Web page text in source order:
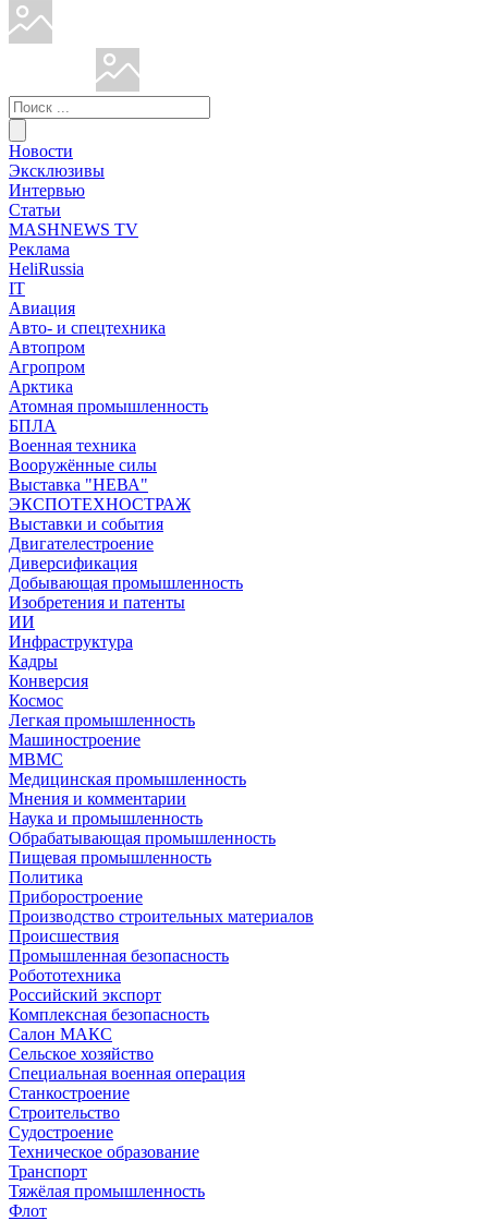
Новости
Эксклюзивы
Интервью
Статьи
MASHNEWS TV
Реклама
HeliRussia
IT
Авиация
Авто- и спецтехника
Автопром
Агропром
Арктика
Атомная промышленность
БПЛА
Военная техника
Вооружённые силы
Выставка "НЕВА"
ЭКСПОТЕХНОСТРАЖ
Выставки и события
Двигателестроение
Диверсификация
Добывающая промышленность
Изобретения и патенты
ИИ
Инфраструктура
Кадры
Конверсия
Космос
Легкая промышленность
Машиностроение
МВМС
Медицинская промышленность
Мнения и комментарии
Наука и промышленность
Обрабатывающая промышленность
Пищевая промышленность
Политика
Приборостроение
Производство строительных материалов
Происшествия
Промышленная безопасность
Робототехника
Российский экспорт
Комплексная безопасность
Салон МАКС
Сельское хозяйство
Специальная военная операция
Станкостроение
Строительство
Судостроение
Техническое образование
Транспорт
Тяжёлая промышленность
Флот